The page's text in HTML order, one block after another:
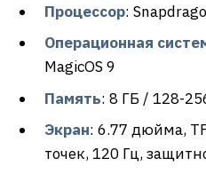
Процессор:
Операционная
MagicOS 9
Память: 8 ГБ / 128-
Экран: 6.77 дюйма,
точек, 120 Гц,